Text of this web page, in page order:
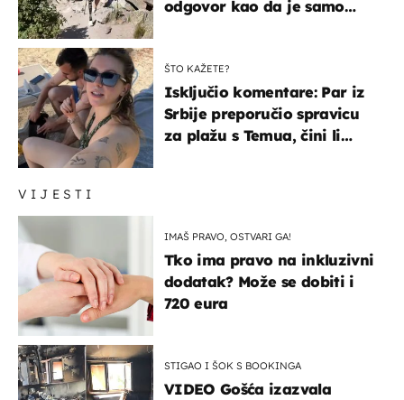
VIJESTI
IMAŠ PRAVO, OSTVARI GA!
Tko ima pravo na inkluzivni
dodatak? Može se dobiti i
720 eura
STIGAO I ŠOK S BOOKINGA
VIDEO Gošća izazvala
odgovor kao da je samo
ŠTO KAŽETE?
Isključio komentare: Par iz
Srbije preporučio spravicu
za plažu s Temua, čini li